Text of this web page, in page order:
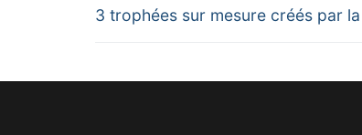
3 trophées sur mesure créés par